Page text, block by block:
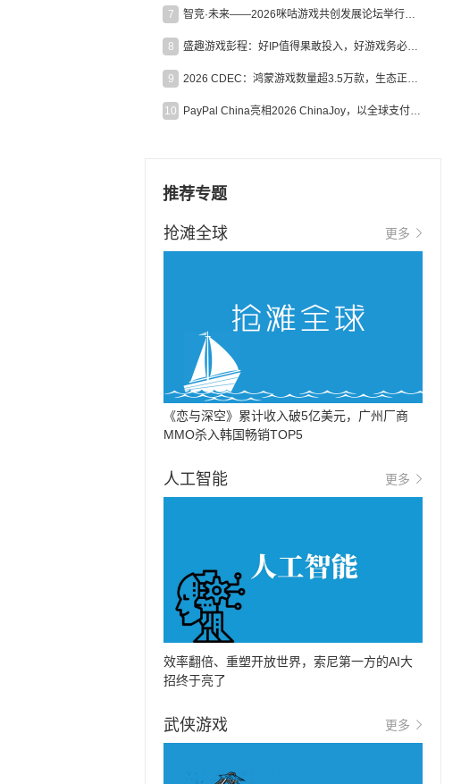
7 智竞·未来——2026咪咕游戏共创发展论坛举行：聚力精品内容、AI创作与电竞生态，共建高品质益智健康游戏社区
8 盛趣游戏彭程：好IP值得果敢投入，好游戏务必长效经营
9 2026 CDEC：鸿蒙游戏数量超3.5万款，生态正循环加速产业高质量发展
10 PayPal China亮相2026 ChinaJoy，以全球支付能力助力中国游戏企业深化全球运营
推荐专题
抢滩全球 更多
《恋与深空》累计收入破5亿美元，广州厂商
MMO杀入韩国畅销TOP5
人工智能 更多
效率翻倍、重塑开放世界，索尼第一方的AI大
招终于亮了
武侠游戏 更多